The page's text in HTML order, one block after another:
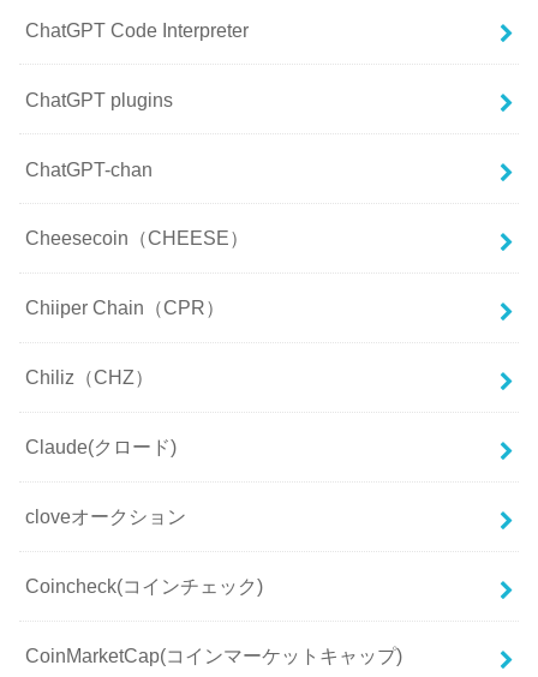
ChatGPT Code Interpreter
ChatGPT plugins
ChatGPT-chan
Cheesecoin（CHEESE）
Chiiper Chain（CPR）
Chiliz（CHZ）
Claude(クロード)
cloveオークション
Coincheck(コインチェック)
CoinMarketCap(コインマーケットキャップ)